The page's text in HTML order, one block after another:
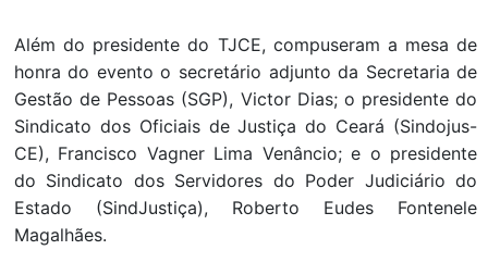
Além do presidente do TJCE, compuseram a mesa de
honra do evento o secretário adjunto da Secretaria de
Gestão de Pessoas (SGP), Victor Dias; o presidente do
Sindicato dos Oficiais de Justiça do Ceará (Sindojus-
CE), Francisco Vagner Lima Venâncio; e o presidente
do Sindicato dos Servidores do Poder Judiciário do
Estado (SindJustiça), Roberto Eudes Fontenele
Magalhães.